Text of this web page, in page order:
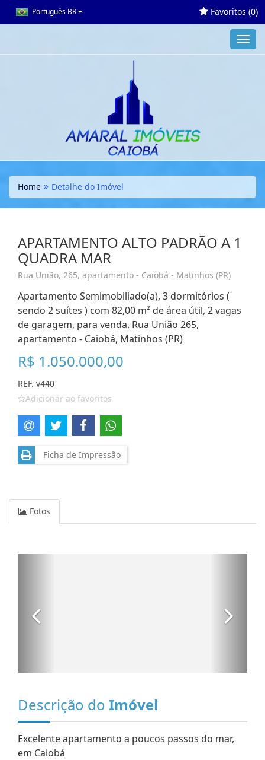
Português BR Favoritos (0)
Home Detalhe do Imóvel
APARTAMENTO ALTO PADRÃO A 1
QUADRA MAR
Rua União, 265, apartamento - Caiobá - Matinhos (PR)
Apartamento Semimobiliado(a), 3 dormitórios (
sendo 2 suítes ) com 82,00 m² de área útil, 2 vagas
de garagem, para venda. Rua União 265,
apartamento - Caiobá, Matinhos (PR)
R$ 1.050.000,00
REF. v440
Adicionar ao favoritos
Ficha de Impressão
Fotos
Descrição do Imóvel
Excelente apartamento a poucos passos do mar,
em Caiobá